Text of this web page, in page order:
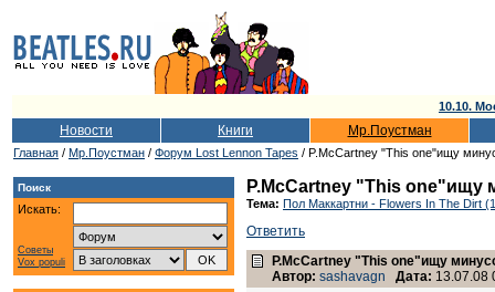
10.10.
Новости Книги Мр.Поустман
Главная / Мр.Поустман / Форум Lost Lennon Tapes / P.McCartney "This one"ищу
Поиск
Искать:
Советы
Vox populi
P.McCartney "This one"ищу
Тема: Пол Маккартни - Flowers In The Dirt
Ответить
P.McCartney "This one"ищу
Автор: sashavagn Дата: 13.07.08